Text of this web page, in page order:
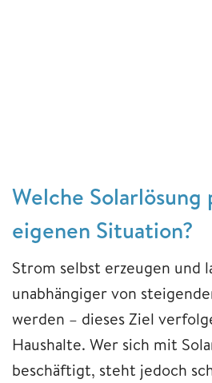
Welche Solarlösung
eigenen Situation?
Strom selbst erzeugen und
unabhängiger von
werden – dieses Ziel
Haushalte. Wer sich mit
beschäftigt, steht jedoch